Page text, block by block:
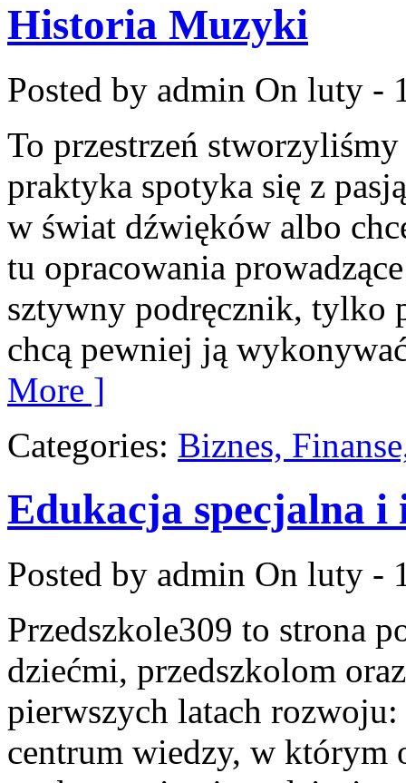
Historia Muzyki
Posted by admin On luty -
To przestrzeń
praktyka spotyka się z
w świat dźwięków albo
tu opracowania
sztywny podręcznik, tylko
chcą pewniej ją
More ]
Categories: Biznes,
Edukacja specjalna
Posted by admin On luty -
Przedszkole309 to strona
dziećmi, przedszkolom
pierwszych latach
centrum wiedzy, w